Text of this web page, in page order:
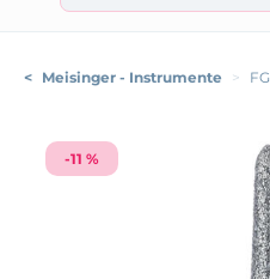
< Meisinger - Instrumente >
-11 %